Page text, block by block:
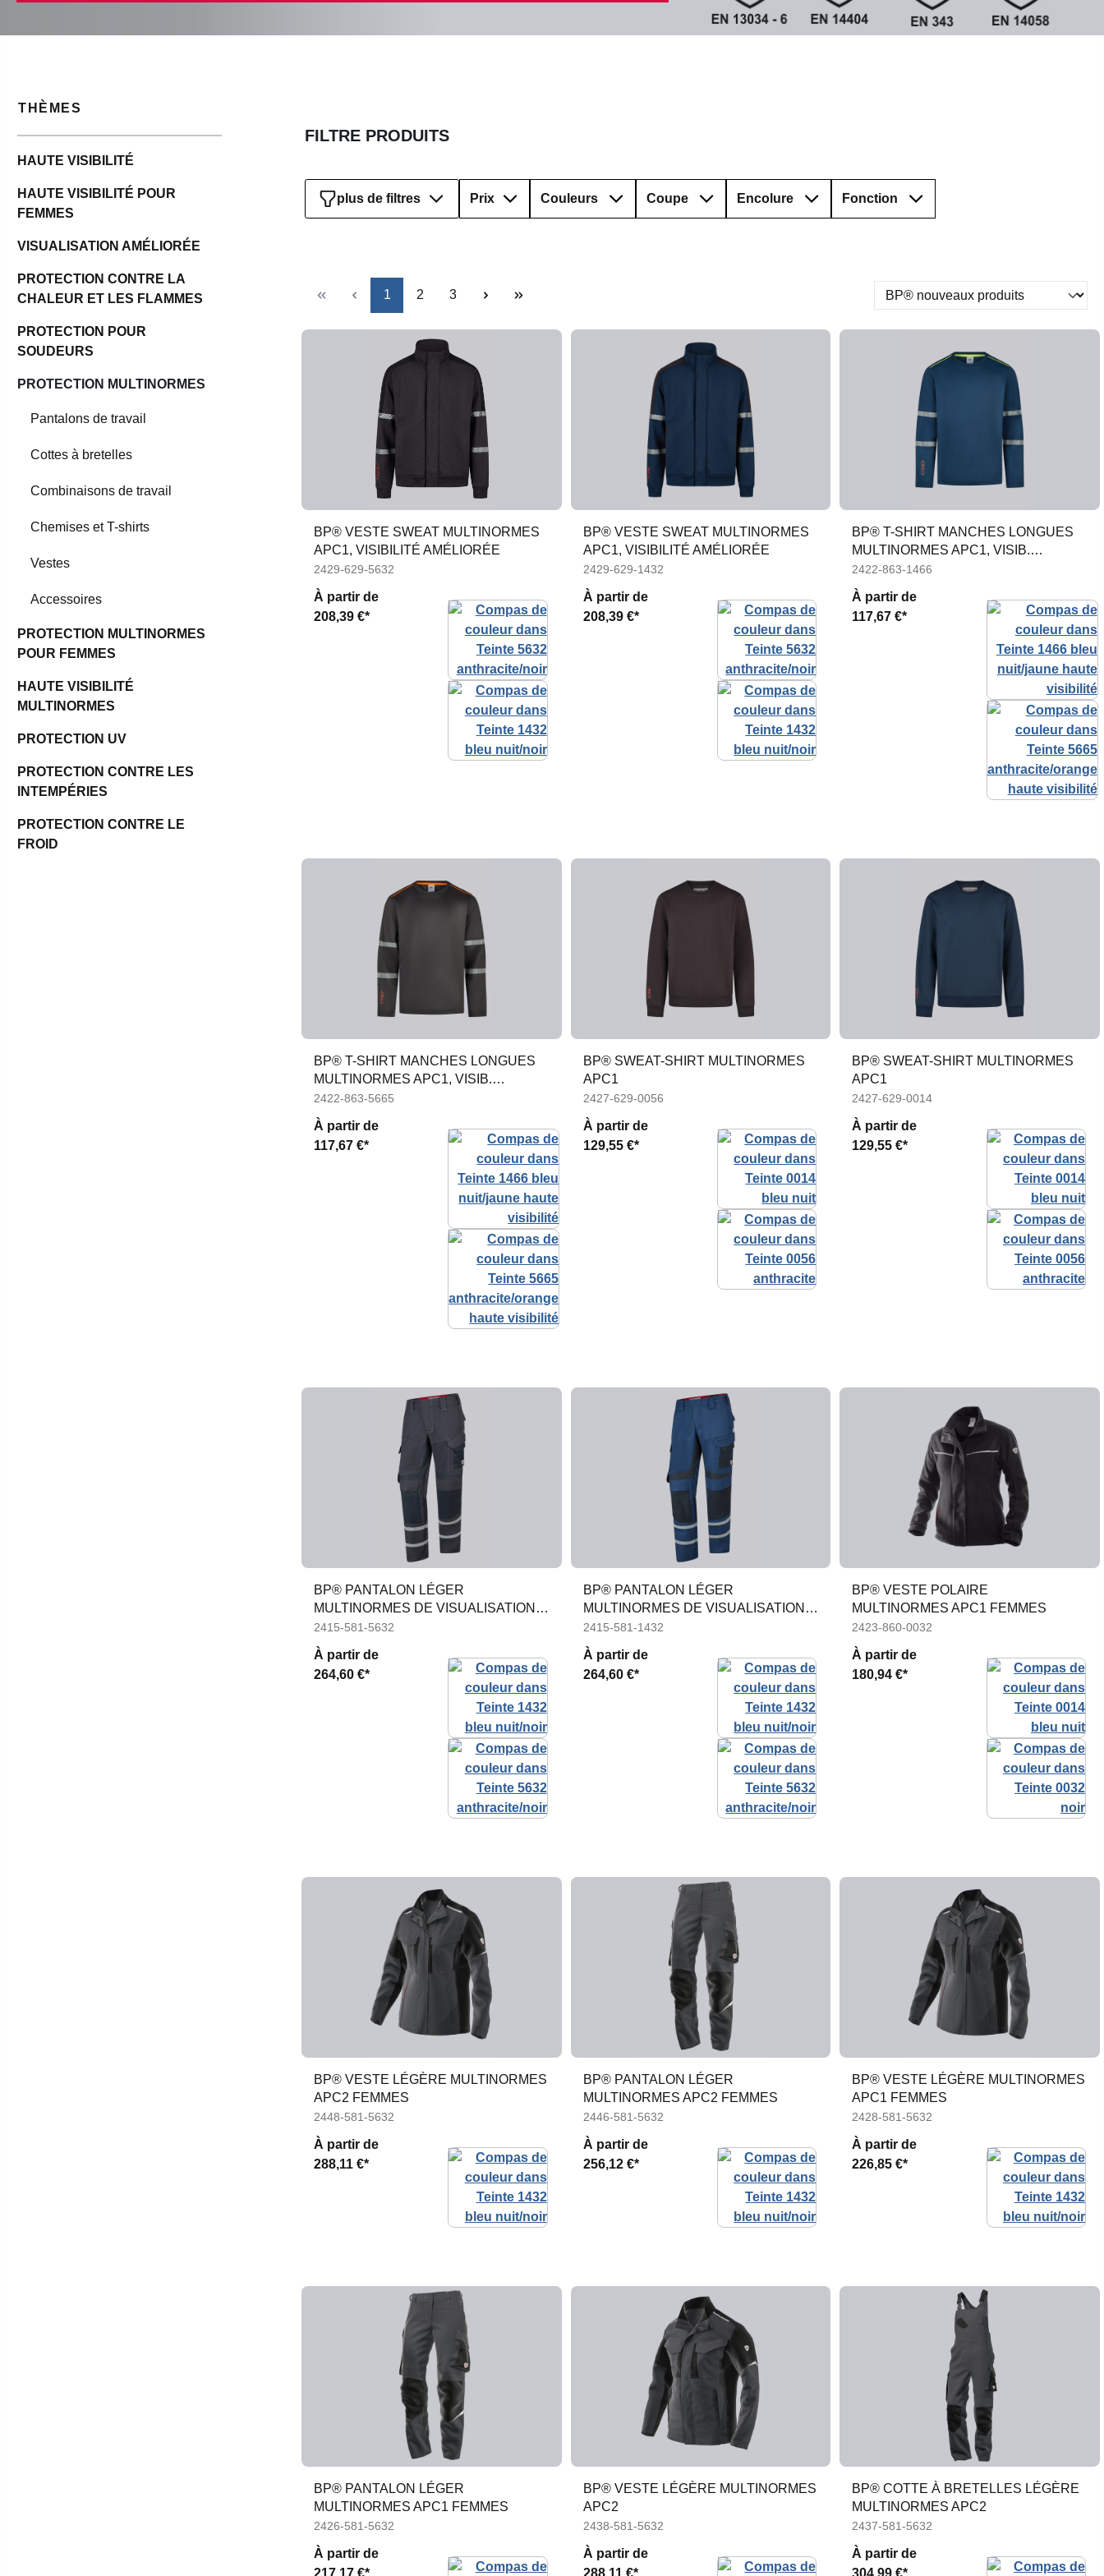
THÈMES
HAUTE VISIBILITÉ
HAUTE VISIBILITÉ POUR
FEMMES
VISUALISATION AMÉLIORÉE
PROTECTION CONTRE LA
CHALEUR ET LES FLAMMES
PROTECTION POUR
SOUDEURS
PROTECTION MULTINORMES
Pantalons de travail
Cottes à bretelles
Combinaisons de travail
Chemises et T-shirts
Vestes
Accessoires
PROTECTION MULTINORMES
POUR FEMMES
HAUTE VISIBILITÉ
MULTINORMES
PROTECTION UV
PROTECTION CONTRE LES
INTEMPÉRIES
PROTECTION CONTRE LE
FROID
FILTRE PRODUITS
Prix Couleurs Coupe Encolure Fonction
plus de filtres
Page
1 Page
2 Page
3
BP® VESTE SWEAT MULTINORMES
APC1, VISIBILITÉ AMÉLIORÉE
2429-629-5632
À partir de
208,39 €*
BP® VESTE SWEAT MULTINORMES
APC1, VISIBILITÉ AMÉLIORÉE
2429-629-1432
À partir de
208,39 €*
BP® T-SHIRT MANCHES LONGUES
MULTINORMES APC1, VISIB.
AMÉLIORÉE
2422-863-1466
À partir de
117,67 €*
BP® T-SHIRT MANCHES LONGUES
MULTINORMES APC1, VISIB.
AMÉLIORÉE
2422-863-5665
À partir de
117,67 €*
BP® SWEAT-SHIRT MULTINORMES
APC1
2427-629-0056
À partir de
129,55 €*
BP® SWEAT-SHIRT MULTINORMES
APC1
2427-629-0014
À partir de
129,55 €*
BP® PANTALON LÉGER
MULTINORMES DE VISUALISATION
AMELIORÉE APC1
2415-581-5632
À partir de
264,60 €*
BP® PANTALON LÉGER
MULTINORMES DE VISUALISATION
AMELIORÉE APC1
2415-581-1432
À partir de
264,60 €*
BP® VESTE POLAIRE
MULTINORMES APC1 FEMMES
2423-860-0032
À partir de
180,94 €*
BP® VESTE LÉGÈRE MULTINORMES
APC2 FEMMES
2448-581-5632
À partir de
288,11 €*
BP® PANTALON LÉGER
MULTINORMES APC2 FEMMES
2446-581-5632
À partir de
256,12 €*
BP® VESTE LÉGÈRE MULTINORMES
APC1 FEMMES
2428-581-5632
À partir de
226,85 €*
BP® PANTALON LÉGER
MULTINORMES APC1 FEMMES
2426-581-5632
À partir de
217,17 €*
BP® VESTE LÉGÈRE MULTINORMES
APC2
2438-581-5632
À partir de
288,11 €*
BP® COTTE À BRETELLES LÉGÈRE
MULTINORMES APC2
2437-581-5632
À partir de
304,99 €*